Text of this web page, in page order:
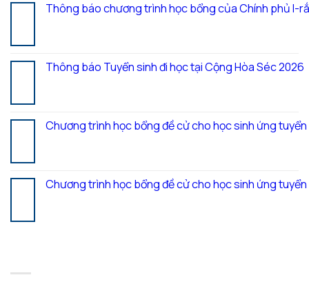
Thông báo chương trình học bổng của Chính phủ I-
Thông báo Tuyển sinh đi học tại Cộng Hòa Séc 2026
Chương trình học bổng đề cử cho học sinh ứng
Chương trình học bổng đề cử cho học sinh ứng